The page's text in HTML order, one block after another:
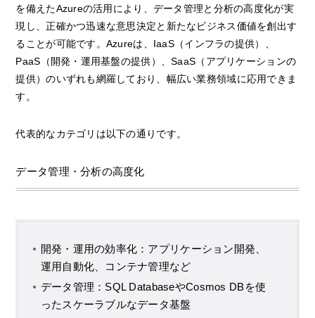
を備えたAzureの活用により、データ管理と分析の高度化が実
現し、正確かつ迅速な意思決定と新たなビジネス価値を創出す
ることが可能です。Azureは、IaaS（インフラの提供）、
PaaS（開発・運用基盤の提供）、SaaS（アプリケーションの
提供）のいずれも網羅しており、幅広い業務領域に応用できま
す。
代表的なカテゴリは以下の通りです。
データ管理・分析の高度化
開発・運用の効率化：アプリケーション開発、
運用自動化、コンテナ管理など
データ管理：SQL DatabaseやCosmos DBを使
ったスケーラブルなデータ基盤